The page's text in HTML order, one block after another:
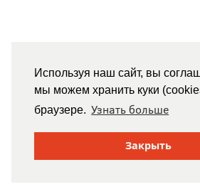
Используя наш сайт, вы
мы можем хранить куки
браузере. Узнать больше
Закрыть